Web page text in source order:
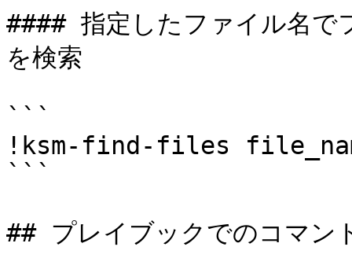
#### 指定したファイル名で
を検索
```
!ksm-find-files
```
## プレイブックでのコマン